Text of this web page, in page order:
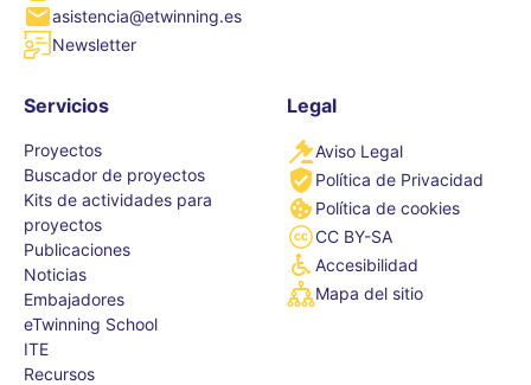
asistencia@etwinning.es
Newsletter
Servicios
Proyectos
Buscador de proyectos
Kits de actividades para
proyectos
Publicaciones
Noticias
Embajadores
eTwinning School
ITE
Recursos
Legal
Aviso Legal
Política de Privacidad
Política de cookies
CC BY-SA
Accesibilidad
Mapa del sitio